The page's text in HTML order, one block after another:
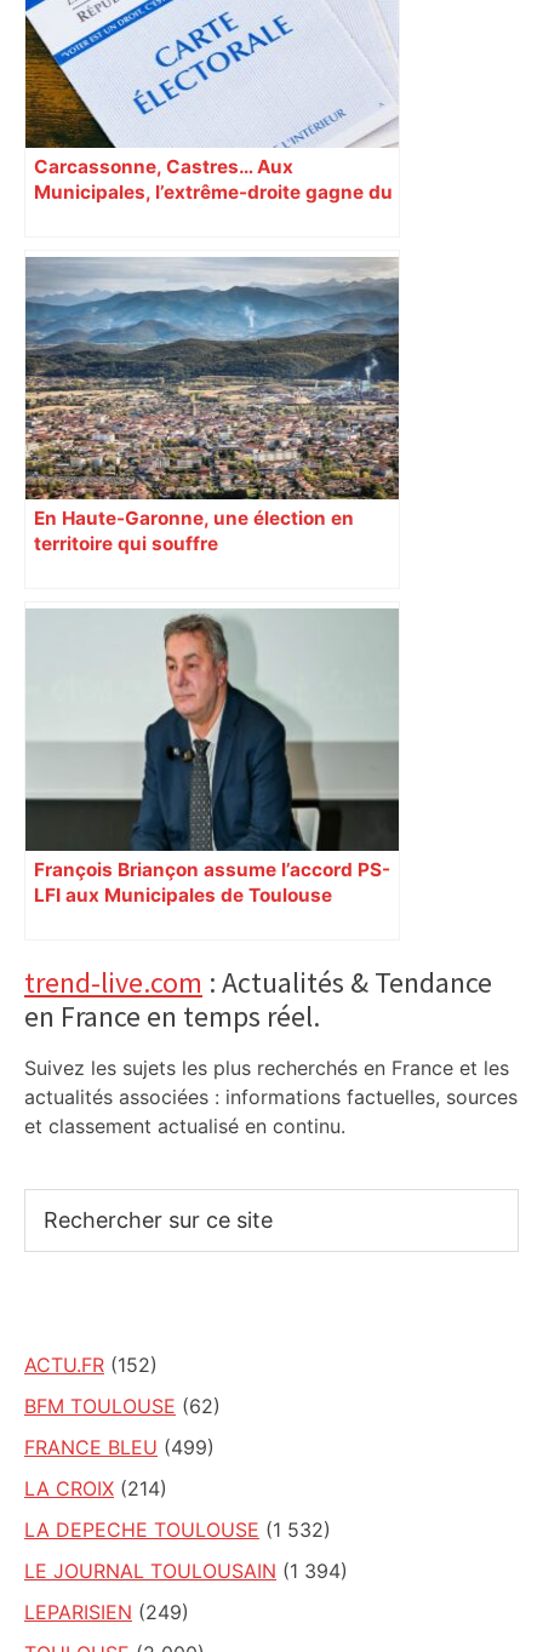
Carcassonne, Castres… Aux
Municipales, l’extrême-droite gagne du
En Haute-Garonne, une élection en
territoire qui souffre
François Briançon assume l’accord PS-
LFI aux Municipales de Toulouse
Primary
Sidebar
trend-live.com : Actualités & Tendance
en France en temps réel.
Suivez les sujets les plus recherchés en France et les
actualités associées : informations factuelles, sources
et classement actualisé en continu.
sur
ACTU.FR (152)
BFM TOULOUSE (62)
FRANCE BLEU (499)
LA CROIX (214)
LA DEPECHE TOULOUSE (1 532)
LE JOURNAL TOULOUSAIN (1 394)
LEPARISIEN (249)